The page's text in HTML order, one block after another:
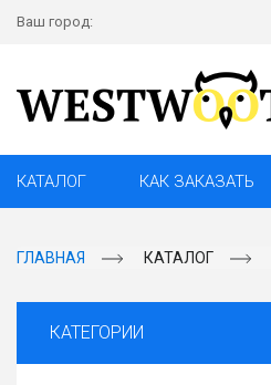
Ваш город:
КАТАЛОГ КАК ЗАКАЗАТЬ
ГЛАВНАЯ КАТАЛОГ
КАТЕГОРИИ